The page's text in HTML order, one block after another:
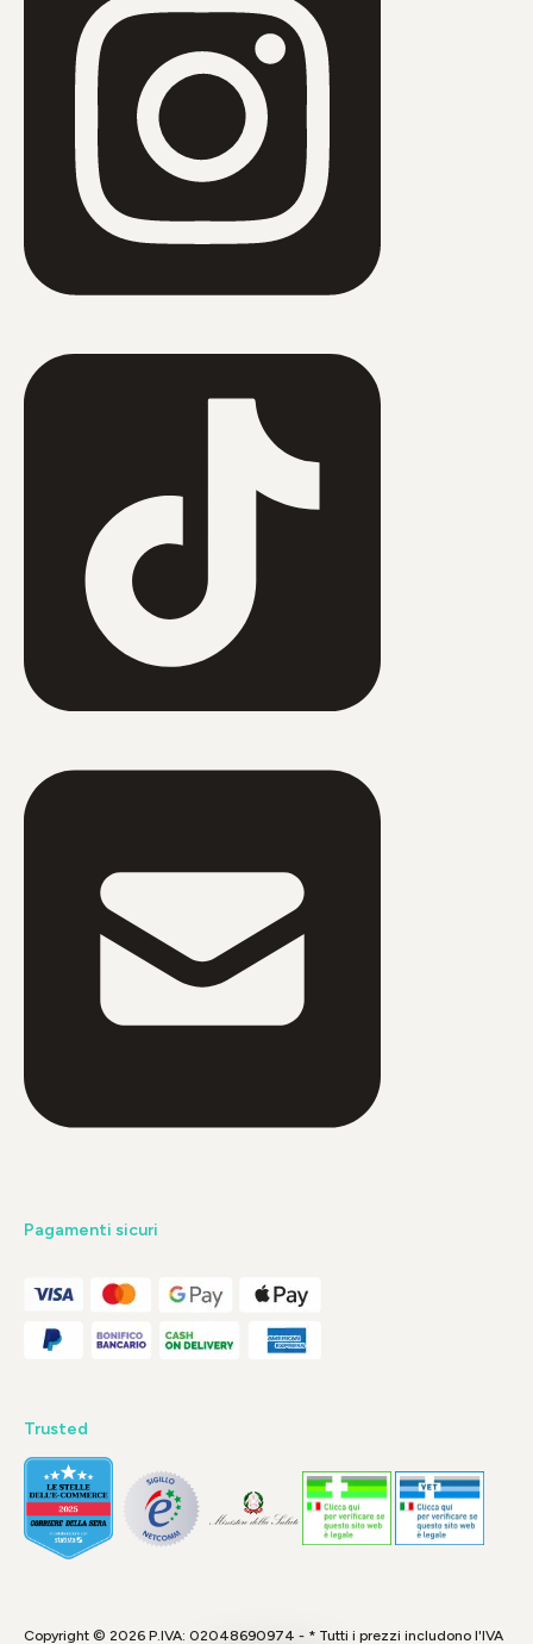
Pagamenti sicuri
Trusted
Copyright © 2026 P.IVA: 02048690974 - * Tutti i prezzi includono l'IVA